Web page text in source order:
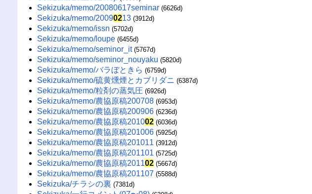
Sekizuka/memo/20080617seminar (6626d)
Sekizuka/memo/20090213 (3912d)
Sekizuka/memo/issn (5702d)
Sekizuka/memo/loupe (6455d)
Sekizuka/memo/seminor_it (5767d)
Sekizuka/memo/seminor_nouyaku (5820d)
Sekizuka/memo/バラぼときら (6759d)
Sekizuka/memo/硫黄燻煙とカブリダニ (6387d)
Sekizuka/memo/粒剤の蒸気圧 (6926d)
Sekizuka/memo/農協原稿200708 (6953d)
Sekizuka/memo/農協原稿200906 (6236d)
Sekizuka/memo/農協原稿201002 (6036d)
Sekizuka/memo/農協原稿201006 (5925d)
Sekizuka/memo/農協原稿201011 (3912d)
Sekizuka/memo/農協原稿201101 (5725d)
Sekizuka/memo/農協原稿201102 (5667d)
Sekizuka/memo/農協原稿201107 (5588d)
Sekizuka/チラシの裏 (7381d)